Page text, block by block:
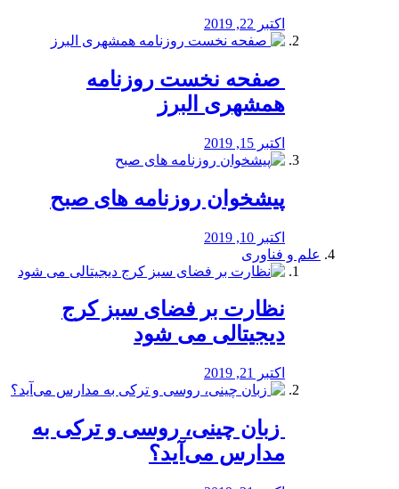
اکتبر 22, 2019
️ صفحه نخست روزنامه‌
همشهری البرز
اکتبر 15, 2019
پیشخوان روزنامه های صبح
اکتبر 10, 2019
علم و فناوری
نظارت بر فضای سبز کرج
دیجیتالی می شود
اکتبر 21, 2019
️ زبان چینی، روسی و ترکی به
مدارس می‌آید؟